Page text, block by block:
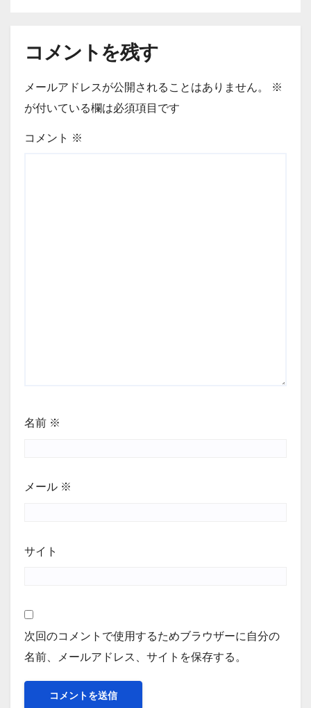
コメントを残す
メールアドレスが公開されることはありません。
※
が付いている欄は必須項目です
コメント ※
名前 ※
メール ※
サイト
次回のコメントで使用するためブラウザーに自分の
名前、メールアドレス、サイトを保存する。